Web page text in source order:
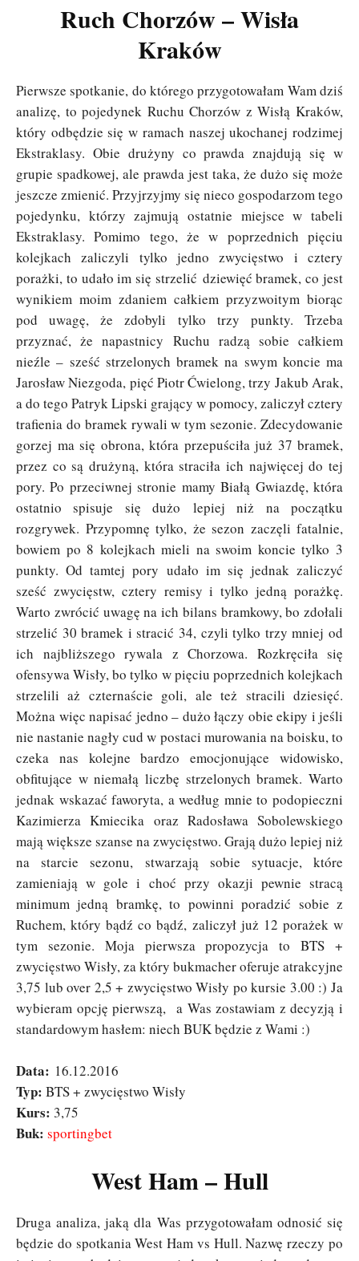
Ruch Chorzów – Wisła
Kraków
Pierwsze spotkanie, do którego przygotowałam Wam dziś
analizę, to pojedynek Ruchu Chorzów z Wisłą Kraków,
który odbędzie się w ramach naszej ukochanej rodzimej
Ekstraklasy. Obie drużyny co prawda znajdują się w
grupie spadkowej, ale prawda jest taka, że dużo się może
jeszcze zmienić. Przyjrzyjmy się nieco gospodarzom tego
pojedynku, którzy zajmują ostatnie miejsce w tabeli
Ekstraklasy. Pomimo tego, że w poprzednich pięciu
kolejkach zaliczyli tylko jedno zwycięstwo i cztery
porażki, to udało im się strzelić dziewięć bramek, co jest
wynikiem moim zdaniem całkiem przyzwoitym biorąc
pod uwagę, że zdobyli tylko trzy punkty. Trzeba
przyznać, że napastnicy Ruchu radzą sobie całkiem
nieźle – sześć strzelonych bramek na swym koncie ma
Jarosław Niezgoda, pięć Piotr Ćwielong, trzy Jakub Arak,
a do tego Patryk Lipski grający w pomocy, zaliczył cztery
trafienia do bramek rywali w tym sezonie. Zdecydowanie
gorzej ma się obrona, która przepuściła już 37 bramek,
przez co są drużyną, która straciła ich najwięcej do tej
pory. Po przeciwnej stronie mamy Białą Gwiazdę, która
ostatnio spisuje się dużo lepiej niż na początku
rozgrywek. Przypomnę tylko, że sezon zaczęli fatalnie,
bowiem po 8 kolejkach mieli na swoim koncie tylko 3
punkty. Od tamtej pory udało im się jednak zaliczyć
sześć zwycięstw, cztery remisy i tylko jedną porażkę.
Warto zwrócić uwagę na ich bilans bramkowy, bo zdołali
strzelić 30 bramek i stracić 34, czyli tylko trzy mniej od
ich najbliższego rywala z Chorzowa. Rozkręciła się
ofensywa Wisły, bo tylko w pięciu poprzednich kolejkach
strzelili aż czternaście goli, ale też stracili dziesięć.
Można więc napisać jedno – dużo łączy obie ekipy i jeśli
nie nastanie nagły cud w postaci murowania na boisku, to
czeka nas kolejne bardzo emocjonujące widowisko,
obfitujące w niemałą liczbę strzelonych bramek. Warto
jednak wskazać faworyta, a według mnie to podopieczni
Kazimierza Kmiecika oraz Radosława Sobolewskiego
mają większe szanse na zwycięstwo. Grają dużo lepiej niż
na starcie sezonu, stwarzają sobie sytuacje, które
zamieniają w gole i choć przy okazji pewnie stracą
minimum jedną bramkę, to powinni poradzić sobie z
Ruchem, który bądź co bądź, zaliczył już 12 porażek w
tym sezonie. Moja pierwsza propozycja to BTS +
zwycięstwo Wisły, za który bukmacher oferuje atrakcyjne
3,75 lub over 2,5 + zwycięstwo Wisły po kursie 3.00 :) Ja
wybieram opcję pierwszą, a Was zostawiam z decyzją i
standardowym hasłem: niech BUK będzie z Wami :)
Data: 16.12.2016
Typ: BTS + zwycięstwo Wisły
Kurs: 3,75
Buk: sportingbet
West Ham – Hull
Druga analiza, jaką dla Was przygotowałam odnosić się
będzie do spotkania West Ham vs Hull. Nazwę rzeczy po